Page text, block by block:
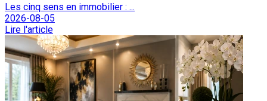
Les cinq sens en immobilier : ...
2026-08-05
Lire l'article